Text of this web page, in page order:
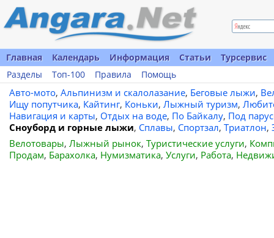
Главная Календарь Информация Статьи
Турсервис
Разделы
Топ-100 Правила Помощь
Авто-мото, Альпинизм и скалолазание, Беговые лыжи,
Ищу попутчика, Кайтинг, Коньки, Лыжный туризм,
Навигация и карты, Отдых на воде, По Байкалу, Под
Сноуборд и горные лыжи, Сплавы, Спортзал, Триатлон,
Велотовары, Лыжный рынок, Туристические услуги,
Продам, Барахолка, Нумизматика, Услуги, Работа,